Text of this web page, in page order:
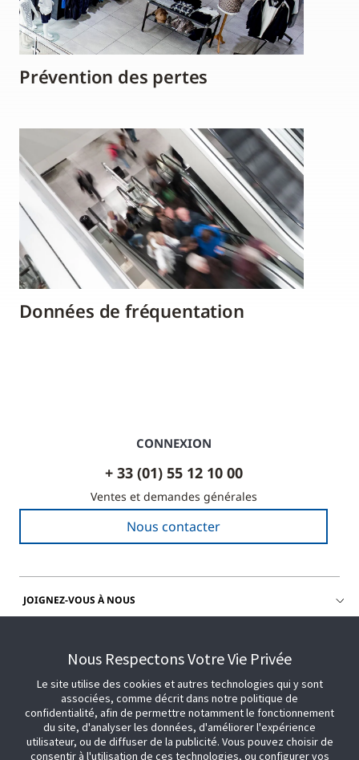
Prévention des pertes
Données de fréquentation
CONNEXION
+ 33 (01) 55 12 10 00
Ventes et demandes générales
Nous contacter
JOIGNEZ-VOUS À NOUS
Nous Respectons Votre Vie Privée
Le site utilise des cookies et autres technologies qui y sont
associées, comme décrit dans notre politique de
confidentialité, afin de permettre notamment le fonctionnement
du site, d'analyser les données, d'améliorer l'expérience
utilisateur, ou de diffuser de la publicité. Vous pouvez choisir de
consentir à l'utilisation de ces technologies, ou configurer vos